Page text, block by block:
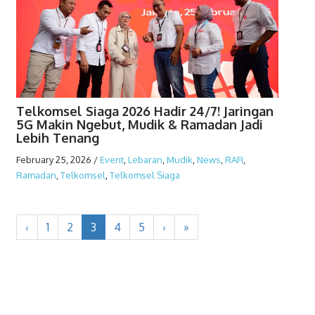
Telkomsel Siaga 2026 Hadir 24/7! Jaringan
5G Makin Ngebut, Mudik & Ramadan Jadi
Lebih Tenang
February 25, 2026 /Event, Lebaran Mudik News RAFI
Ramadan Telkomsel Telkomsel Siaga
‹ 1 2 3 4 5 › »